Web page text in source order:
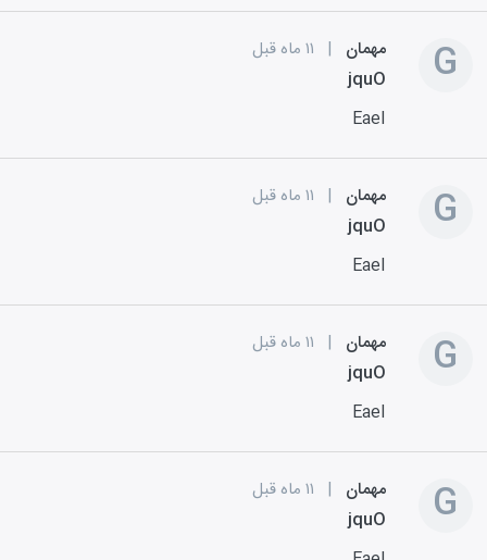
G مهمان | ۱۱ ماه قبل
jquO
EaeI
G مهمان | ۱۱ ماه قبل
jquO
EaeI
G مهمان | ۱۱ ماه قبل
jquO
EaeI
G مهمان | ۱۱ ماه قبل
jquO